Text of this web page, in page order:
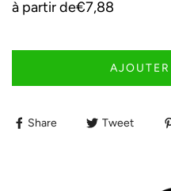
à partir de€7,88
Share Tweet